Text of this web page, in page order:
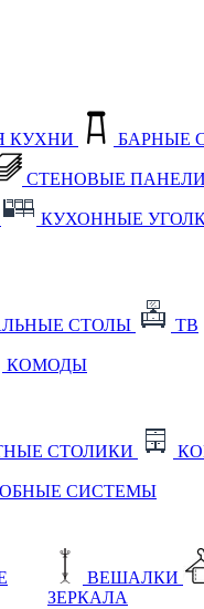
КУХНИ БАРНЫЕ
СТЕНОВЫЕ
КУХОННЫЕ
СТОЛЫ ТВ
КОМОДЫ
СТОЛИКИ
СИСТЕМЫ
ВЕШАЛКИ
ЗЕРКАЛА